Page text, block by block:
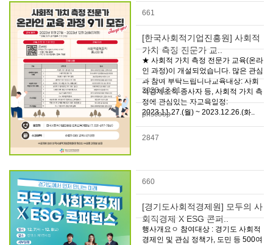
661
[한국사회적기업진흥원] 사회적
가치 측정 전문가 교..
★ 사회적 가치 측정 전문가 교육(온라
인 과정)이 개설되었습니다. 많은 관심
과 참여 부탁드립니다교육대상: 사회
적경제조직 종사자 등, 사회적 가치 측
정에 관심있는 자교육일정:
2023.11.27.(월) ~ 2023.12.26.(화..
2023-12-01
pnscoop
2847
660
[경기도사회적경제원] 모두의 사
회적경제 X ESG 콘퍼..
행사개요ㅇ 참여대상 : 경기도 사회적
경제인 및 관심 정책가, 도민 등 500여